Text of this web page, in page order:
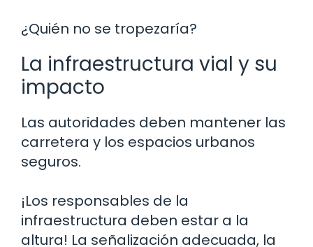
¿Quién no se tropezaría?
La infraestructura vial y su
impacto
Las autoridades deben mantener las
carretera y los espacios urbanos
seguros.
¡Los responsables de la
infraestructura deben estar a la
altura! La señalización adecuada, la